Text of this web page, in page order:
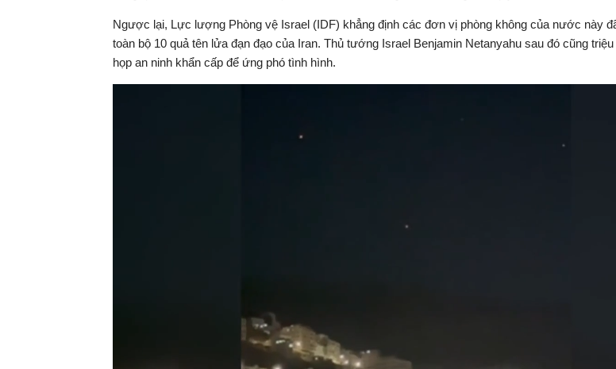
Ngược lại, Lực lượng Phòng vệ Israel (IDF) khẳng định các đơn vị phòng không của nước này
toàn bộ 10 quả tên lửa đạn đạo của Iran. Thủ tướng Israel Benjamin Netanyahu sau đó cũng
họp an ninh khẩn cấp để ứng phó tình hình.